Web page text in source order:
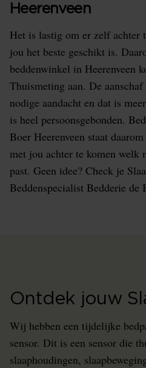
Heerenveen
Het is lastig om er zelf achter
jou het beste geschikt is.
beddenwinkel in Heerenveen
Thuismeting aan. De
nodige aandacht en dat is
is heel persoonsgebonden.
Boer Heerenveen staat
met jou achter te komen welk
past. Geen idee? Check je
Beddenspecialist Bedderie de
Ontdek jouw
Wij hebben een tijdelijke
sensor. Dit is een sensor die
slaaphoudingen,